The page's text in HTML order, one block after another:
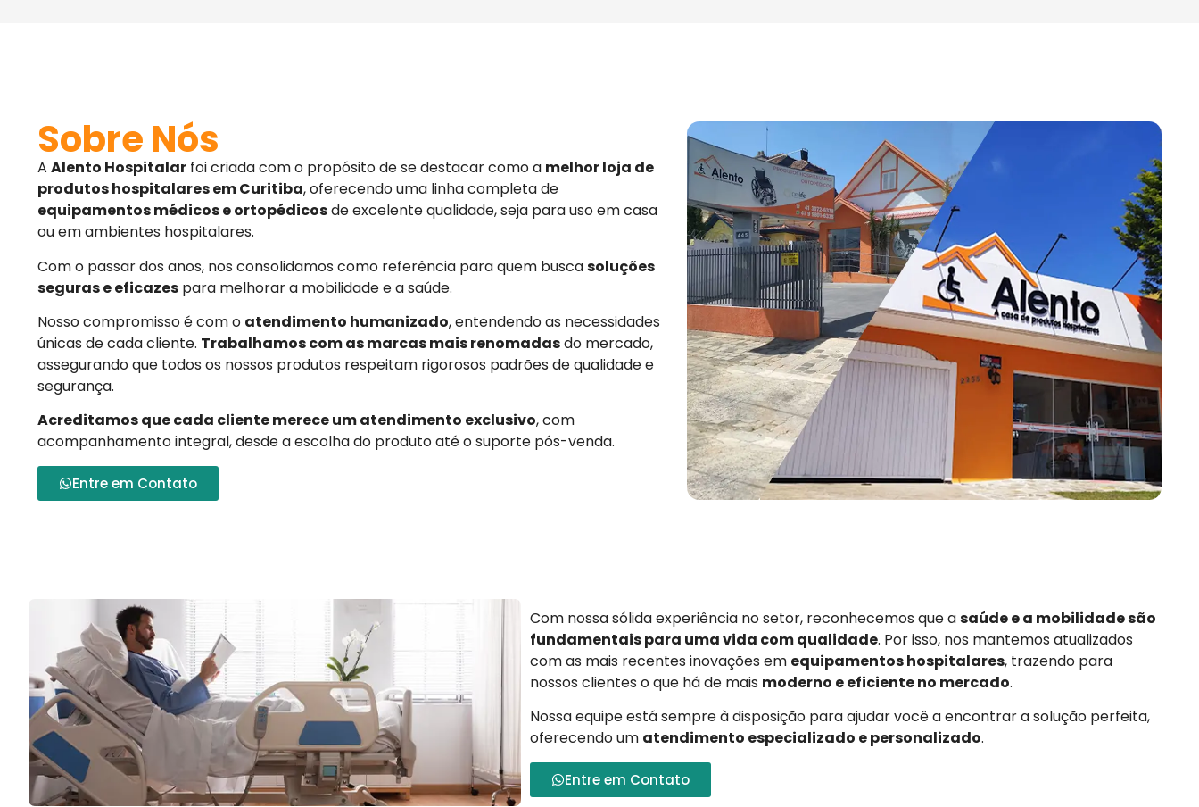
Sobre Nós
A Alento Hospitalar foi criada com o propósito de se destacar como a melhor loja de
produtos hospitalares em Curitiba, oferecendo uma linha completa de
equipamentos médicos e ortopédicosde excelente qualidade, seja para uso em casa
ou em ambientes hospitalares.
Com o passar dos anos, nos consolidamos como referência para quem buscasoluções
seguras e eficazes para melhorar a mobilidade e a saúde.
Nosso compromisso é com o atendimento humanizado, entendendo as necessidades
únicas de cada cliente. Trabalhamos com as marcas mais renomadasdo mercado,
assegurando que todos os nossos produtos respeitam rigorosos padrões de qualidade e
segurança.
Acreditamos que cada cliente merece um atendimento exclusivo, com
acompanhamento integral, desde a escolha do produto até o suporte pós-venda.
Entre em Contato
Com nossa sólida experiência no setor, reconhecemos que asaúde e a mobilidade são
fundamentais para uma vida com qualidade. Por isso, nos mantemos atualizados
com as mais recentes inovações em equipamentos hospitalares, trazendo para
nossos clientes o que há de mais moderno e eficiente no mercado.
Nossa equipe está sempre à disposição para ajudar você a encontrar a solução perfeita,
oferecendo um atendimento especializado e personalizado.
Entre em Contato